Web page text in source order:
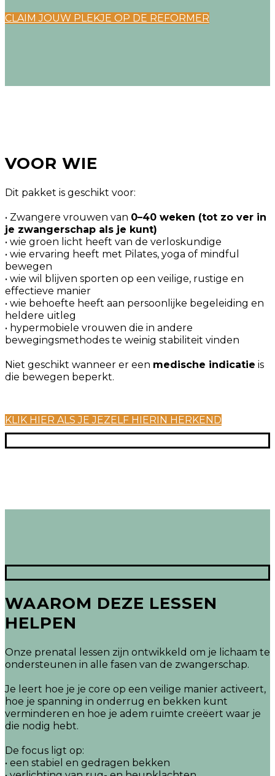
CLAIM JOUW PLEKJE OP DE REFORMER
VOOR WIE
Dit pakket is geschikt voor:
• Zwangere vrouwen van 0–40 weken (tot zo ver in
je zwangerschap als je kunt)
• wie groen licht heeft van de verloskundige
• wie ervaring heeft met Pilates, yoga of mindful
bewegen
• wie wil blijven sporten op een veilige, rustige en
effectieve manier
• wie behoefte heeft aan persoonlijke begeleiding en
heldere uitleg
• hypermobiele vrouwen die in andere
bewegingsmethodes te weinig stabiliteit vinden
Niet geschikt wanneer er een medische indicatie is
die bewegen beperkt.
KLIK HIER ALS JE JEZELF HIERIN HERKEND
WAAROM DEZE LESSEN
HELPEN
Onze prenatal lessen zijn ontwikkeld om je lichaam te
ondersteunen in alle fasen van de zwangerschap.
Je leert hoe je je core op een veilige manier activeert,
hoe je spanning in onderrug en bekken kunt
verminderen en hoe je adem ruimte creëert waar je
die nodig hebt.
De focus ligt op:
• een stabiel en gedragen bekken